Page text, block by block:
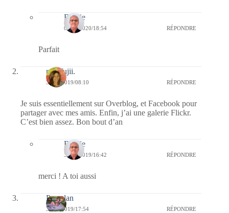
Bernie
02/01/2020/18:54 RÉPONDRE
Parfait
missfujii.
31/12/2019/08:10 RÉPONDRE
Je suis essentiellement sur Overblog, et Facebook pour
partager avec mes amis. Enfin, j’ai une galerie Flickr.
C’est bien assez. Bon bout d’an
Bernie
31/12/2019/16:42 RÉPONDRE
merci ! A toi aussi
Petitalan
30/12/2019/17:54 RÉPONDRE